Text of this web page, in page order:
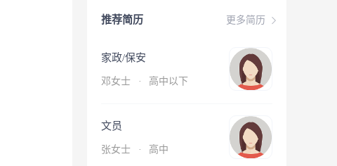
更多简历
推荐简历
家政/保安
邓女士 · 高中以下
文员
张女士 · 高中